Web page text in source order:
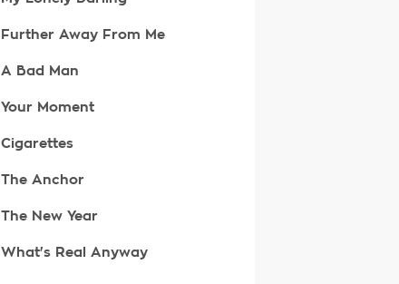
Further Away From Me
A Bad Man
Your Moment
Cigarettes
The Anchor
The New Year
What's Real Anyway